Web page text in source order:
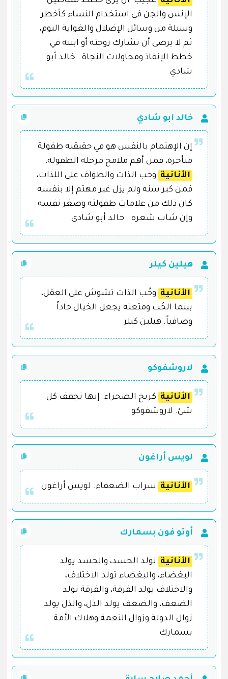
الإنس والجن في استخدام النساء كأخطر
وسيلة من وسائل الإضلال والغواية اليوم،
ثم لا يرضى أن تشارك زوجته أو ابنته في
خطط الإنقاذ ومحاولات النجاة . خالد أبو
شادي
خالد ابو شادي
إن الإهتمام بالنفس هو في حقيقته طفولة
متأخرة، فمن أهم ملامح مرحلة الطفولة:
الأنانية وحب الذات والطواف على اللذات،
فمن كبر سنه ولم يزل غير مهتم إلا بنفسه
كان ذلك من علامات طفولته وصغر نفسه
وإن شاب شعره . خالد أبو شادي
هيلين كيلر
الأنانية وحُب الذات تشوش على العقل،
بينما الحُب ومتعته يجعل الخيال حاداً
وصافياً. هيلين كيلر
لاروشفوكو
الأنانية كريح الصحراء: إنها تجفف كل
شئ. لاروشفوكو
لويس أراغون
الأنانية سراب الضعفاء. لويس أراغون
أوتو فون بسمارك
الأنانية
تولد الحسد، والحسد يولد
البغضاء، والبغضاء تولد الاختلاف،
والاختلاف يولد الفرقة، والفرقة تولد
الضعف، والضعف يولد الذل، والذل يولد
زوال الدولة وزوال النعمة وهلاك الأمة.
بسمارك